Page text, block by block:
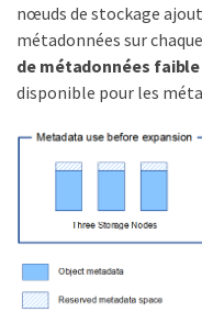
nœuds de stockage
métadonnées sur
de métadonnées faible
disponible pour les